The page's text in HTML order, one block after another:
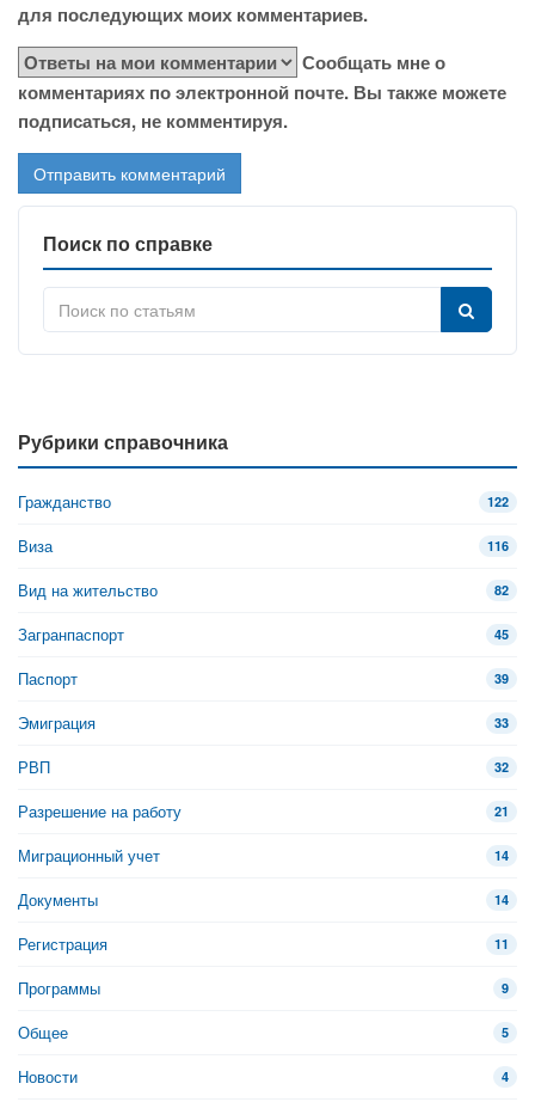
для последующих моих комментариев.
Сообщать мне о
комментариях по электронной почте. Вы также можете
подписаться, не комментируя.
Поиск по справке
Рубрики справочника
Гражданство 122
Виза 116
Вид на жительство 82
Загранпаспорт 45
Паспорт 39
Эмиграция 33
РВП 32
Разрешение на работу 21
Миграционный учет 14
Документы 14
Регистрация 11
Программы 9
Общее 5
Новости 4